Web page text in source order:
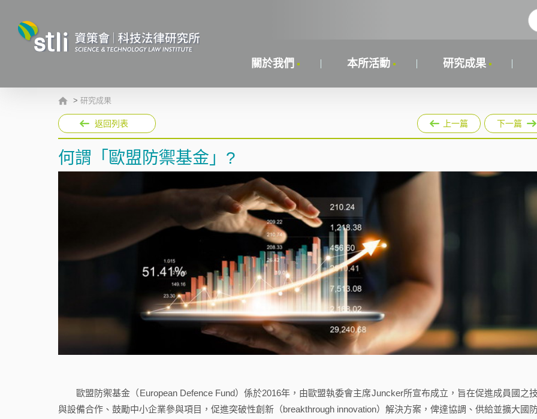
關於我們 本所活動 研究成果
> 研究成果
返回列表 上一篇 下一篇
何謂「歐盟防禦基金」?
歐盟防禦基金（European Defence Fund）係於2016年，由歐盟執委會主席Juncker所宣布成立，旨在促進成員國之
與設備合作、鼓勵中小企業參與項目，促進突破性創新（breakthrough innovation）解決方案，俾達協調、供給並擴大國